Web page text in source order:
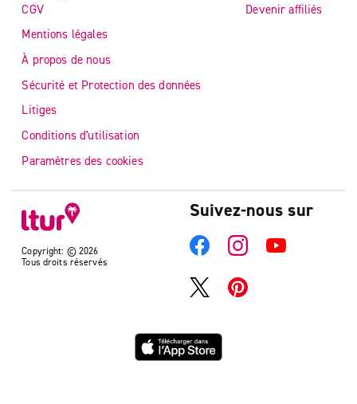
Copyright: © 2026
Tous droits réservés
CGV
Mentions légales
À propos de nous
Sécurité et Protection des données
Litiges
Conditions d'utilisation
Paramètres des cookies
Devenir affiliés
Suivez-nous sur